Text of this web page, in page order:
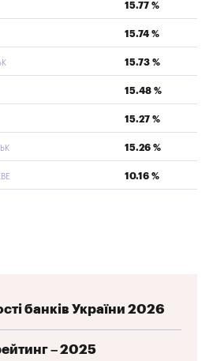
15.77 %
15.74 %
15.73 %
15.48 %
15.27 %
15.26 %
10.16 %
банків України 2026
– 2025